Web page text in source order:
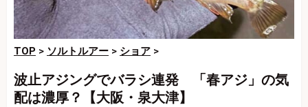
TOP > ソルトルアー > ショア >
波止アジングでバラシ連発 「春アジ」の気
配は濃厚？【大阪・泉大津】